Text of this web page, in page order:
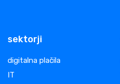
sektorji
digitalna plačila
IT